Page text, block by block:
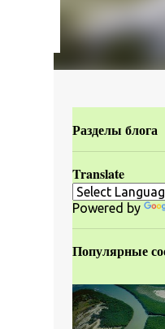
Разделы блога
Translate
Powered by
Популярные